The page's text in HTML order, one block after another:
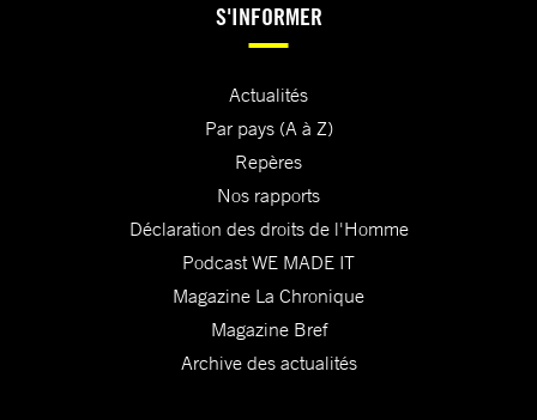
S'INFORMER
Actualités
Par pays (A à Z)
Repères
Nos rapports
Déclaration des droits de l'Homme
Podcast WE MADE IT
Magazine La Chronique
Magazine Bref
Archive des actualités